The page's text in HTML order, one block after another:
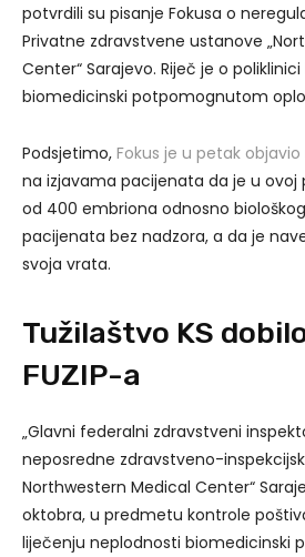
potvrdili su pisanje Fokusa o
Privatne zdravstvene ustanove
Center“ Sarajevo. Riječ je o
biomedicinski potpomognutom
Podsjetimo, Fokus je u petak
na izjavama pacijenata da je u ovoj
od 400 embriona odnosno
pacijenata bez nadzora, a da je
svoja vrata.
Tužilaštvo KS
FUZIP-a
„Glavni federalni zdravstveni
neposredne zdravstveno-
Northwestern Medical Center“
oktobra, u predmetu kontrole
liječenju neplodnosti biomedicinski